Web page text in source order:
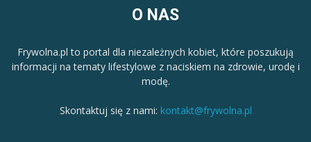
O NAS
Frywolna.pl to portal dla niezależnych kobiet, które poszukują
informacji na tematy lifestylowe z naciskiem na zdrowie, urodę i
modę.
Skontaktuj się z nami: kontakt@frywolna.pl